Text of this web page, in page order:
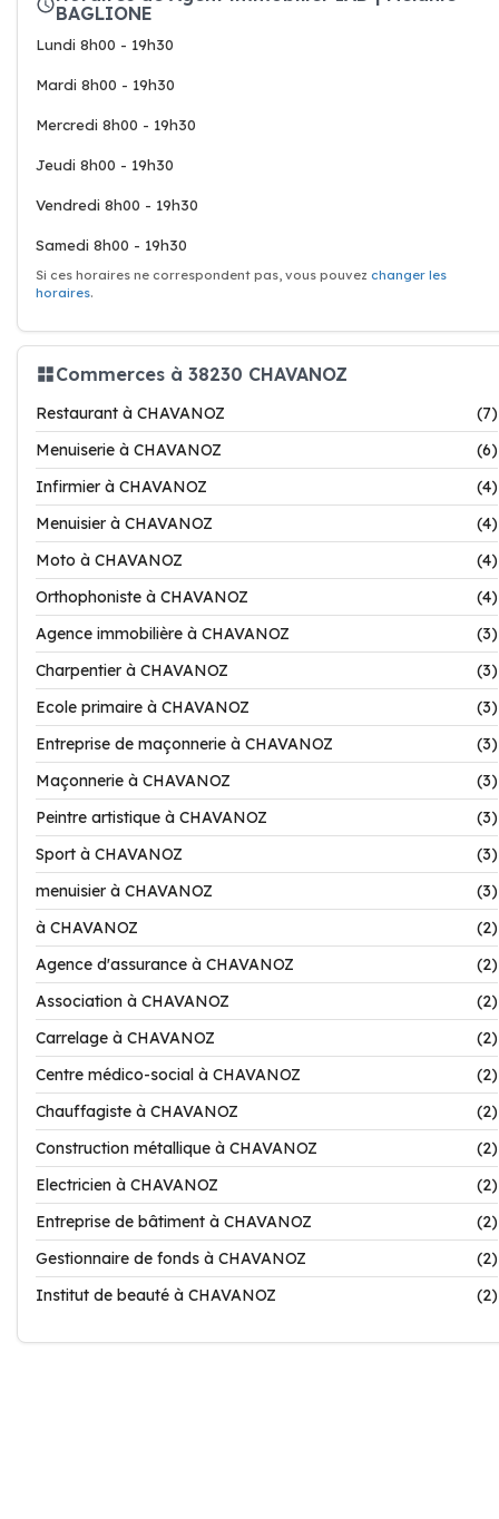
BAGLIONE
Lundi 8h00 - 19h30
Mardi 8h00 - 19h30
Mercredi 8h00 - 19h30
Jeudi 8h00 - 19h30
Vendredi 8h00 - 19h30
Samedi 8h00 - 19h30
Si ces horaires ne correspondent pas, vous pouvez changer les
horaires.
Commerces à 38230 CHAVANOZ
Restaurant à CHAVANOZ
(7)
Menuiserie à CHAVANOZ
(6)
Infirmier à CHAVANOZ
(4)
Menuisier à CHAVANOZ
(4)
Moto à CHAVANOZ
(4)
Orthophoniste à CHAVANOZ
(4)
Agence immobilière à CHAVANOZ
(3)
Charpentier à CHAVANOZ
(3)
Ecole primaire à CHAVANOZ
(3)
Entreprise de maçonnerie à CHAVANOZ
(3)
Maçonnerie à CHAVANOZ
(3)
Peintre artistique à CHAVANOZ
(3)
Sport à CHAVANOZ
(3)
menuisier à CHAVANOZ
(3)
à CHAVANOZ
(2)
Agence d'assurance à CHAVANOZ
(2)
Association à CHAVANOZ
(2)
Carrelage à CHAVANOZ
(2)
Centre médico-social à CHAVANOZ
(2)
Chauffagiste à CHAVANOZ
(2)
Construction métallique à CHAVANOZ
(2)
Electricien à CHAVANOZ
(2)
Entreprise de bâtiment à CHAVANOZ
(2)
Gestionnaire de fonds à CHAVANOZ
(2)
Institut de beauté à CHAVANOZ
(2)